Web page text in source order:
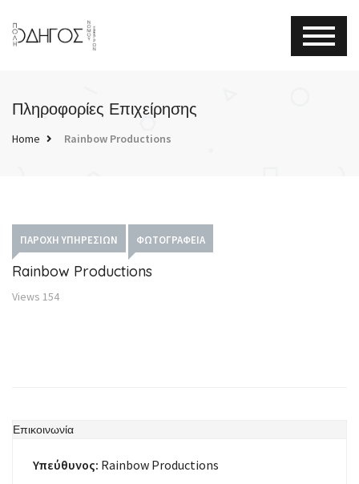
Πληροφορίες Επιχείρησης
Home Rainbow Productions
ΠΑΡΟΧΉ ΥΠΗΡΕΣΙΏΝ ΦΩΤΟΓΡΑΦΕΊΑ
Rainbow Productions
Views 154
Επικοινωνία
Υπεύθυνος: Rainbow Productions